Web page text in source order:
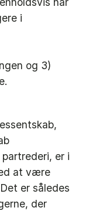
i
og 3)
er i
at være
er således
der